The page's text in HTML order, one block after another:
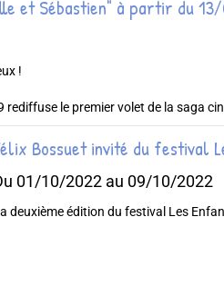
et Sébastien" à partir du
!
rediffuse le premier volet de la saga
Bossuet invité du festival
01/10/2022 au 09/10/2022
deuxième édition du festival Les